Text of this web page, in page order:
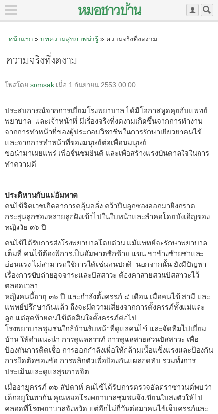
หน้าแรก» บทความสุขภาพน่ารู้» ความจริงที่งดงาม
ความจริงที่งดงาม
โพสโดย somsak เมื่อ 1 กันยายน 2553 00:00
ประสบการณ์จากการเยี่ยมโรงพยาบาล ได้มีโอกาสพูดคุยกับแพทย์
พยาบาล และเจ้าหน้าที่ มีเรื่องจริงที่งดงามเกิดขึ้นจากการทำงาน
จากการทำหน้าที่ของผู้ประกอบวิชาชีพในการรักษาเยียวยาคนไข้
และจากการทำหน้าที่ของมนุษย์ต่อเพื่อนมนุษย์
ขอนำมาเผยแพร่ เพื่อชื่นชมยินดี และเพื่อสร้างแรงบันดาลใจในการ
ทำความดี
ประติหานกับแม่อัมพาต
คนไข้จิตเวชเกิดอาการคลุ้มคลั่ง คว้าปืนลูกซองออกมายิงกราด
กระสุนลูกซองหลายลูกฝังเข้าไปในใบหน้าและลำคอโดยบังเอิญของ
หญิงวัย ๓๖ ปี
คนไข้ได้รับการส่งโรงพยาบาลโดยด่วน แม้แพทย์จะรักษาพยาบาล
เต็มที่ คนไข้ต้องพิการเป็นอัมพาตซีกซ้าย แขน ขาข้างซ้ายชาและ
อ่อนแรง ไม่สามารถใช้การได้เช่นคนปกติ นอกจากนั้น ยังมีปัญหา
เรื่องการขับถ่ายอุจจาระและปัสสาวะ ต้องคาสายสวนปัสสาวะไว้
ตลอดเวลา
หญิงคนนี้อายุ ๓๖ ปี และกำลังตั้งครรภ์ ๔ เดือน เมื่อคนไข้ สามี และ
แพทย์ปรึกษากันแล้ว ถึงจะมีความเสี่ยงจากการตั้งครรภ์ทั้งแม่และ
ลูก แต่สุดท้ายคนไข้ตัดสินใจตั้งครรภ์ต่อไป
โรงพยาบาลชุมชนใกล้บ้านรับหน้าที่ดูแลคนไข้ และจัดทีมไปเยี่ยม
บ้าน ให้คำแนะนำ การดูแลครรภ์ การดูแลสายสวนปัสสาวะ เพื่อ
ป้องกันการติดเชื้อ การออกกำลังเพื่อให้กล้ามเนื้อแข็งแรงและป้องกัน
การยึดติดของข้อ การพลิกตัวเพื่อป้องกันแผลกดทับ รวมทั้งการ
ประเมินและดูแลสุขภาพจิต
เมื่ออายุครรภ์ ๓๖ สัปดาห์ คนไข้ได้รับการตรวจอัลตราซาวนด์พบว่า
เด็กอยู่ในท่าก้น คุณหมอโรงพยาบาลชุมชนจึงเขียนใบส่งตัวให้ไป
คลอดที่โรงพยาบาลจังหวัด แต่อีกไม่กี่วันต่อมาคนไข้เจ็บครรภ์และ